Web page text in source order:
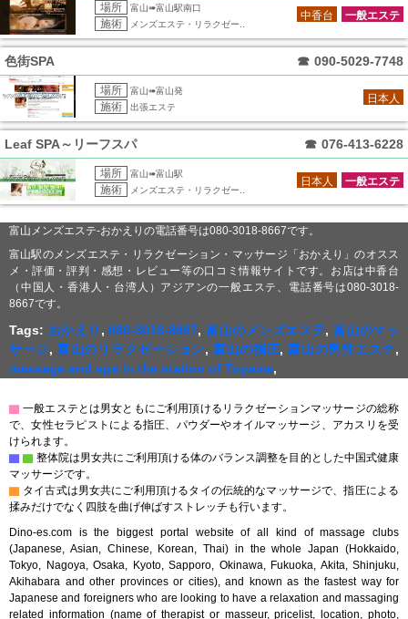
場所 富山➠富山駅南口
施術 メンズエステ・リラクゼー..
一般エステ
中香台
色街SPA ☎ 090-5029-7748
場所 富山➠富山発
施術 出張エステ
日本人
Leaf SPA～リーフスパ ☎ 076-413-6228
場所 富山➠富山駅
施術 メンズエステ・リラクゼー..
一般エステ
日本人
富山メンズエステ-おかえりの電話番号は080-3018-8667です。
富山駅のメンズエステ・リラクゼーション・マッサージ「おかえり」のオスス
メ・評価・評判・感想・レビュー等の口コミ情報サイトです。お店は中香台
（中国人・香港人・台湾人）アジアンの一般エステ、電話番号は080-3018-
8667です。
Tags: おかえり ,080-3018-8667,富山のメンズエステ, 富山のマッ
サージ, 富山のリラクゼーション, 富山の指圧,富山の男性エステ,
massage and spa in the station of Toyama,
▇ 一般エステとは男女ともにご利用頂けるリラクゼーションマッサージの総称
で、女性セラピストによる指圧、パウダーやオイルマッサージ、アカスリを受
けられます。
▇ ▇ 整体院は男女共にご利用頂ける体のバランス調整を目的とした中国式健康
マッサージです。
▇ タイ古式は男女共にご利用頂けるタイの伝統的なマッサージで、指圧による
揉みだけでなく四肢を曲げ伸ばすストレッチも行います。
Dino-es.com is the biggest portal website of all kind of massage clubs
(Japanese, Asian, Chinese, Korean, Thai) in the whole Japan (Hokkaido,
Tokyo, Nagoya, Osaka, Kyoto, Sapporo, Okinawa, Fukuoka, Akita, Shinjuku,
Akihabara and other provinces or cities), and known as the fastest way for
Japanese and foreigners who are looking to have a relaxation and massaging
related information (name of therapist or masseur, pricelist, location, photo,